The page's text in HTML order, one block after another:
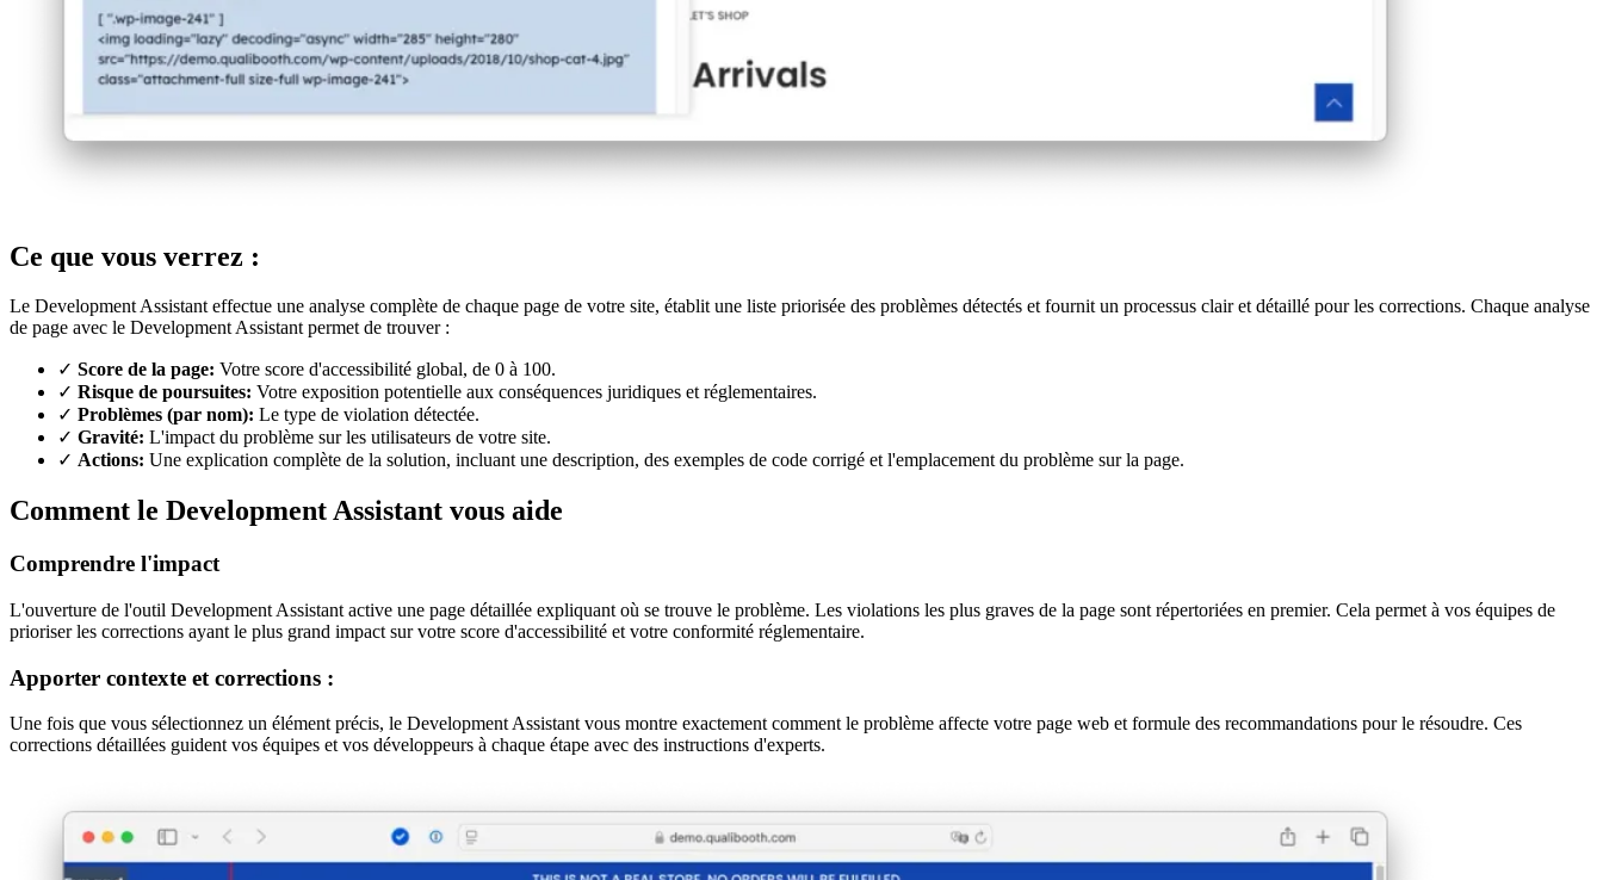
Ce que vous verrez :
Le Development Assistant effectue une analyse complète de chaque page de votre site, établit une liste priorisée des problèmes détectés et fournit un processus clair et détaillé pour les corrections. Chaque analyse
de page avec le Development Assistant permet de trouver :
✓ Score de la page: Votre score d'accessibilité global, de 0 à 100.
✓ Risque de poursuites: Votre exposition potentielle aux conséquences juridiques et réglementaires.
✓ Problèmes (par nom): Le type de violation détectée.
✓ Gravité: L'impact du problème sur les utilisateurs de votre site.
✓ Actions: Une explication complète de la solution, incluant une description, des exemples de code corrigé et l'emplacement du problème sur la page.
Comment le Development Assistant vous aide
Comprendre l'impact
L'ouverture de l'outil Development Assistant active une page détaillée expliquant où se trouve le problème. Les violations les plus graves de la page sont répertoriées en premier. Cela permet à vos équipes de
prioriser les corrections ayant le plus grand impact sur votre score d'accessibilité et votre conformité réglementaire.
Apporter contexte et corrections :
Une fois que vous sélectionnez un élément précis, le Development Assistant vous montre exactement comment le problème affecte votre page web et formule des recommandations pour le résoudre. Ces
corrections détaillées guident vos équipes et vos développeurs à chaque étape avec des instructions d'experts.